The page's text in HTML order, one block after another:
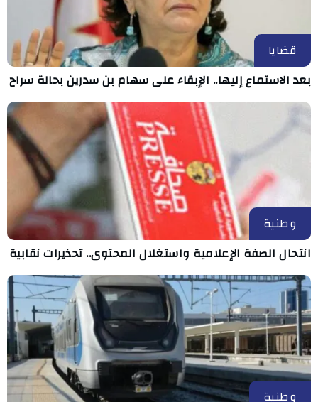
قضايا
بعد الاستماع إليها.. الإبقاء على سهام بن سدرين بحالة سراح
وطنية
انتحال الصفة الإعلامية واستغلال المحتوى.. تحذيرات نقابية
وطنية